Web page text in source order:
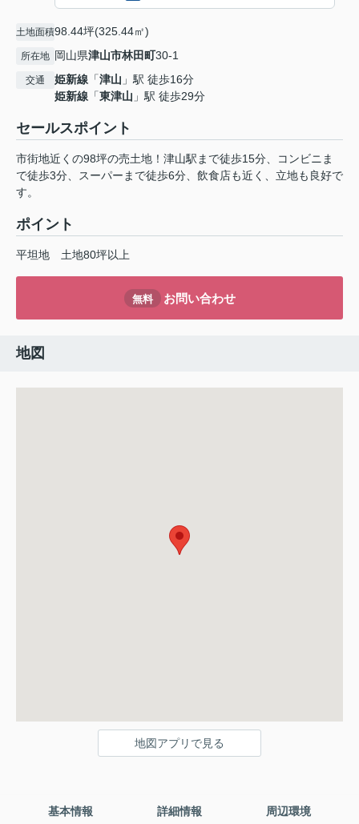
土地面積98.44坪(325.44㎡)
所在地 岡山県津山市林田町30-1
交通 姫新線 「津山 」駅 徒歩16分
姫新線 「東津山 」駅 徒歩29分
セールスポイント
市街地近くの98坪の売土地！津山駅まで徒歩15分、コンビニま
で徒歩3分、スーパーまで徒歩6分、飲食店も近く、立地も良好で
す。
ポイント
平坦地 土地80坪以上
無料 お問い合わせ
地図
地図アプリで見る
基本情報 詳細情報 周辺環境